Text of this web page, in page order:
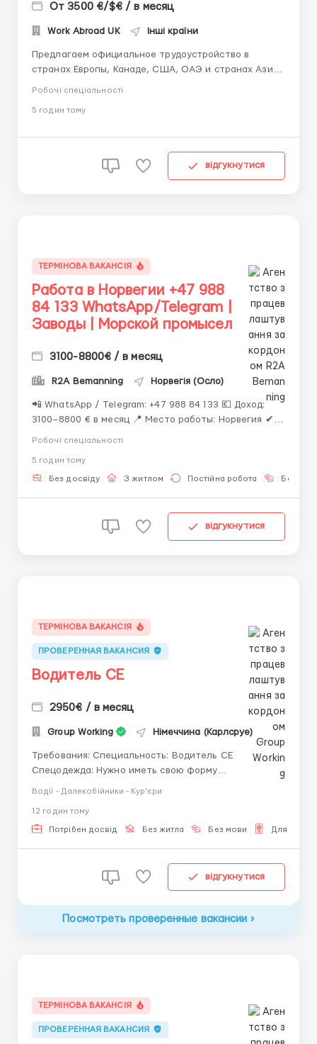
От 3500 €/$€ / в месяц
Work Abroad UK Інші країни
Предлагаем официальное трудоустройство в
странах Европы, Канаде, США, ОАЭ и странах Азии.
платформы; • краболовные суда; • водители
Робочі спеціальності
5 годин тому
відгукнутися
ТЕРМІНОВА ВАКАНСІЯ
Работа в Норвегии +47 988
84 133 WhatsApp/Telegram |
Заводы | Морской промысел
3100-8800€ / в месяц
R2A Bemanning Норвегія (Осло)
📲 WhatsApp / Telegram: +47 988 84 133 💶 Доход:
3100–8800 € в месяц 📍 Место работы: Норвегия ✔
опыта работы ✔ Предоставляется жильё ✔ Помощь
с оформлением рабочей визы D и ВНЖ 📅 Идёт
Робочі спеціальності
5 годин тому
Без досвіду З житлом Постійна робота Без
відгукнутися
ТЕРМІНОВА ВАКАНСІЯ
ПРОВЕРЕННАЯ ВАКАНСИЯ
Водитель СЕ
2950€ / в месяц
Group Working Німеччина (Карлсруе)
Требования: Специальность: Водитель СЕ
Спецодежда: Нужно иметь свою форму
Осуществление перевозки грузов по установленным
маршрутам в соответствии с транспортными
Водії - Далекобійники - Кур'єри
12 годин тому
Потрібен досвід Без житла Без мови Для
відгукнутися
Посмотреть проверенные вакансии
ТЕРМІНОВА ВАКАНСІЯ
ПРОВЕРЕННАЯ ВАКАНСИЯ